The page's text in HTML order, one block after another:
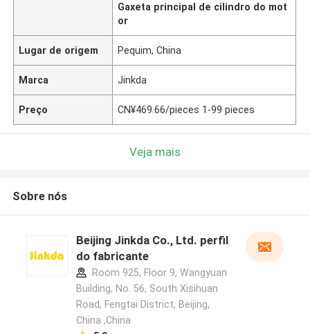
Gaxeta principal de cilindro do mot
or
Lugar de origem Pequim, China
Marca Jinkda
Preço CN¥469.66/pieces 1-99 pieces
Veja mais
Sobre nós
Beijing Jinkda Co., Ltd. perfil
do fabricante
Room 925, Floor 9, Wangyuan
Building, No. 56, South Xisihuan
Road, Fengtai District, Beijing,
China ,China